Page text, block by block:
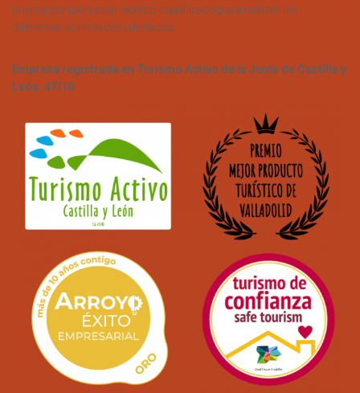
cuenta con personal técnico cualificado para realizar las
diferentes actividades ofertadas.
Empresa registrada en Turismo Activo de la Junta de Castilla y
León. 47/10